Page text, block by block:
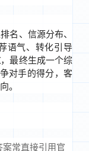
名、信源分布、
语气、转化引导
，最终生成一个综
对手的得分，客
。
案常直接引用官